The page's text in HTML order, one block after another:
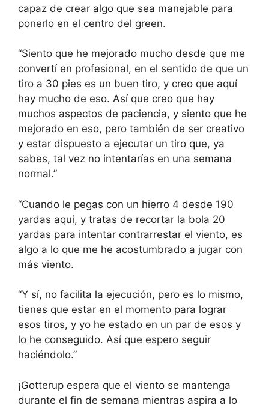
capaz de crear algo que sea manejable para
ponerlo en el centro del green.
“Siento que he mejorado mucho desde que me
convertí en profesional, en el sentido de que un
tiro a 30 pies es un buen tiro, y creo que aquí
hay mucho de eso. Así que creo que hay
muchos aspectos de paciencia, y siento que he
mejorado en eso, pero también de ser creativo
y estar dispuesto a ejecutar un tiro que, ya
sabes, tal vez no intentarías en una semana
normal.”
“Cuando le pegas con un hierro 4 desde 190
yardas aquí, y tratas de recortar la bola 20
yardas para intentar contrarrestar el viento, es
algo a lo que me he acostumbrado a jugar con
más viento.
“Y sí, no facilita la ejecución, pero es lo mismo,
tienes que estar en el momento para lograr
esos tiros, y yo he estado en un par de esos y
lo he conseguido. Así que espero seguir
haciéndolo.”
¡Gotterup espera que el viento se mantenga
durante el fin de semana mientras aspira a lo